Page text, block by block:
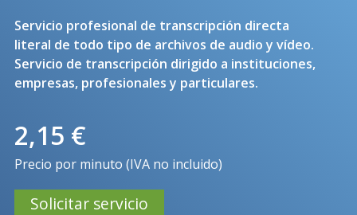
Servicio profesional de transcripción directa
literal de todo tipo de archivos de audio y vídeo.
Servicio de transcripción dirigido a instituciones,
empresas, profesionales y particulares.
2,15 €
Precio por minuto (IVA no incluido)
Solicitar servicio